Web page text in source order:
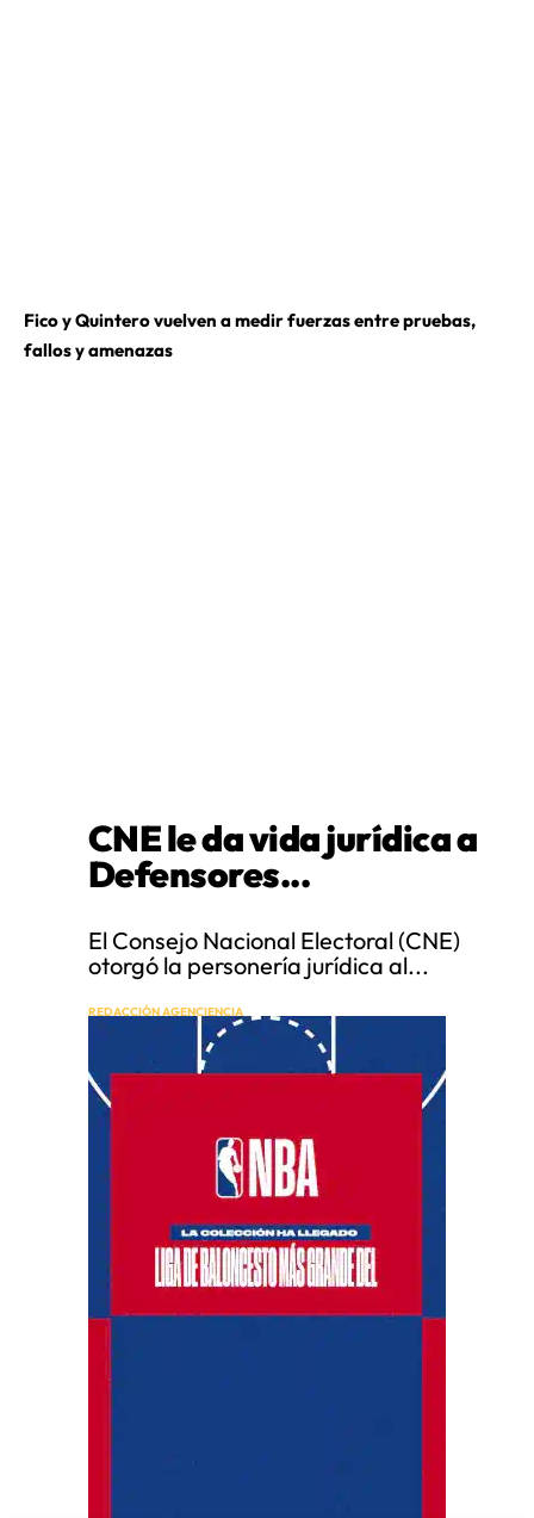
Fico y Quintero vuelven a medir fuerzas entre pruebas,
fallos y amenazas
CNE le da vida jurídica a
Defensores...
El Consejo Nacional Electoral (CNE)
otorgó la personería jurídica al...
REDACCIÓN AGENCIENCIA